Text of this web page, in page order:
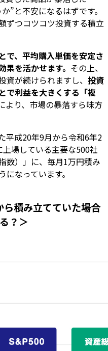
”と不安になるはずです。
ずつコツコツ投資する積立
で、平均購入単価を安定さ
を活かせます。 その上、
が続けられますし、 投資
で利益を大きくする「複
より、市場の暴落すら味方
平成20年9月から令和6年2
場している主要な500社
数）」に、毎月1万円積み
なっています。
積み立てていた場合
？＞